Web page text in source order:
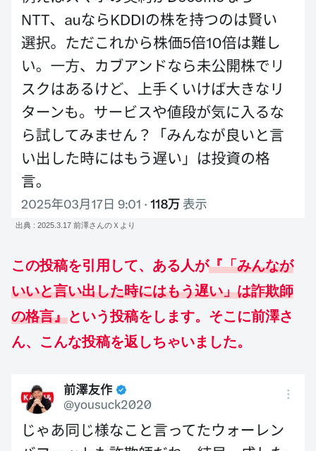
出典 : 2025.3.17 前澤さんのＸより
この投稿を引用して、ある人が『「みんなが
いいと言い出した時にはもう遅い」は詐欺師
の格言』という投稿をします。そこに前澤さ
ん、こんな投稿を返しちゃいました。